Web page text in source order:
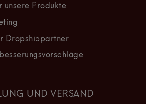
unsere Produkte
Dropshippartner
UND VERSAND